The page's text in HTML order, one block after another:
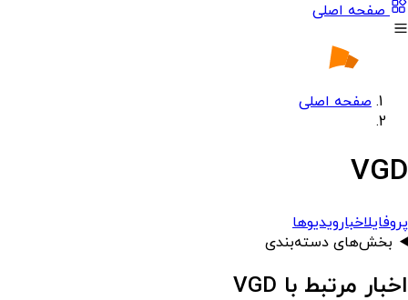
صفحه اصلی
صفحه اصلی
VGD
پروفایلاخبارویدیوها
بخش‌های دسته‌بندی
اخبار مرتبط با VGD